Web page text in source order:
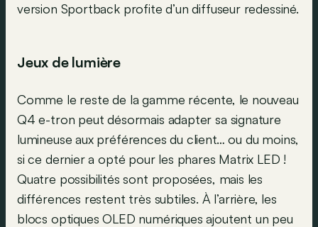
version Sportback profite d’un diffuseur redessiné.
Jeux de lumière
Comme le reste de la gamme récente, le nouveau
Q4 e-tron peut désormais adapter sa signature
lumineuse aux préférences du client… ou du moins,
si ce dernier a opté pour les phares Matrix LED !
Quatre possibilités sont proposées, mais les
différences restent très subtiles. À l’arrière, les
blocs optiques OLED numériques ajoutent un peu